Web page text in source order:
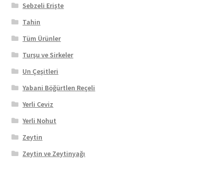
Sebzeli Erişte
Tahin
Tüm Ürünler
Turşu ve Sirkeler
Un Çeşitleri
Yabani Böğürtlen Reçeli
Yerli Ceviz
Yerli Nohut
Zeytin
Zeytin ve Zeytinyağı